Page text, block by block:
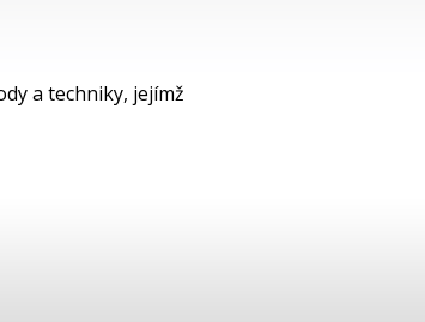
a techniky, jejímž